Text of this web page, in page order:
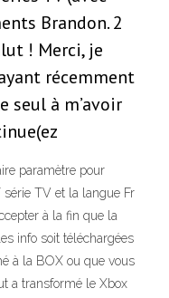
Brandon. 2
! Merci, je
récemment
seul à m’avoir
paramètre pour
TV et la langue Fr
à la fin que la
info soit téléchargées
à la BOX ou que vous
a transformé le Xbox